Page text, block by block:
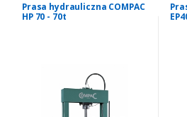
Prasa hydrauliczna COMPAC
HP 70 - 70t